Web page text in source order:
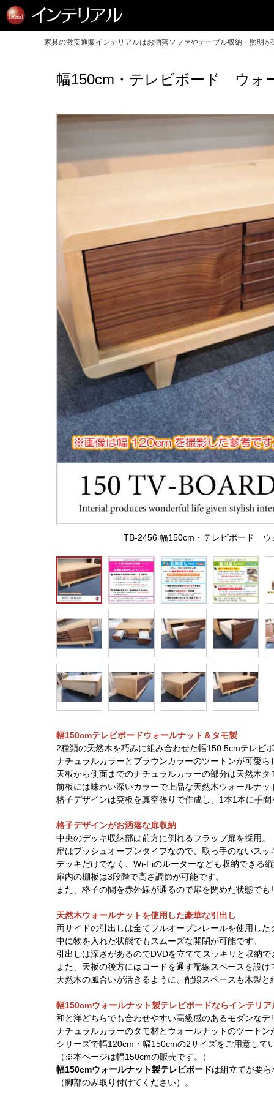
家具の激安通販インテリアルはお洒落ソファやテーブル収納・照明が
幅150cm・テレビボード ウォ
TB-2456 幅150cm・テレビボード ウ
幅150cmテレビボードウォールナット＆タモ製
2種類の天然木を巧みに組み合わせた幅150.5cmテレビ
ナチュラルカラーとブラウンカラーのツートンが可愛
天板から側面までのナチュラルカラーの部分は天然木タ
前板には味わい深いカラーで上品な天然木ウォールナ
格子デザインは突板を真空張りで作成し、1本1本に手
格子デザインがお洒落な扉収納
中央のデッキ収納部は前方に倒れるフラップ扉を採用。
扉はプッシュオープンタイプなので、取っ手のないス
デッキだけでなく、Wi-Fiのルーターなども収納できる
扉内の棚板は3段階で高さ調節が可能です。
また、格子の間を赤外線が通るので扉を閉めた状態で
天然木ウォールナットを使用した豪華な引出し
両サイドの引出しは全てフルオープンレールを使用した
中に物を入れた状態でもスムーズな開閉が可能です。
引出しは深さがあるのでDVDを立ててスッキリと収納で
また、天板の後方にはコードを通す配線スペースを設け
天然木の風合いが活きるように、配線スペースも木製と
幅150cmウォールナット製テレビボードならインテリア
和と洋どちらでも合わせやすい高級感のあるモダンなデ
ナチュラルカラーのタモ材とウォールナットのツート
シリーズで幅120cm・幅150cmの2サイズをご用意して
（※本ページは幅150cmの販売です。）
幅150cmウォールナット製テレビボードは組立てが要
（脚部のみ取り付けてください）。